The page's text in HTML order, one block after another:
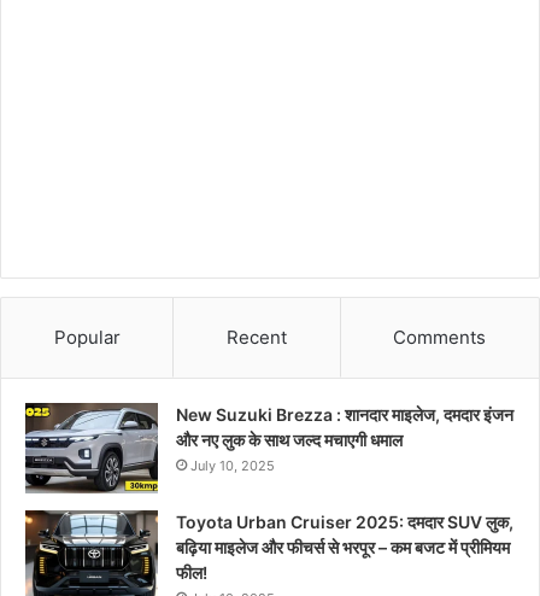
Popular Recent Comments
New Suzuki Brezza : शानदार माइलेज, दमदार इंजन
और नए लुक के साथ जल्द मचाएगी धमाल
July 10, 2025
Toyota Urban Cruiser 2025: दमदार SUV लुक,
बढ़िया माइलेज और फीचर्स से भरपूर – कम बजट में प्रीमियम
फील!